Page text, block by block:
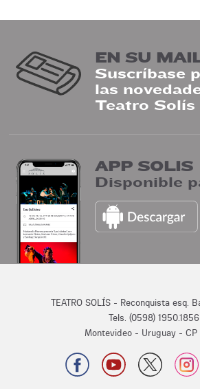
EN SU
Suscríbase
las
Teatro Solís
APP SOLIS
Disponible
TEATRO SOLÍS - Reconquista esq.
Tels. (0598) 1950.1856
Montevideo - Uruguay - CP